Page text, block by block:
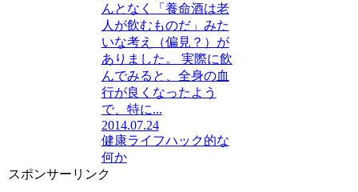
んとなく「養命酒は老
人が飲むものだ」みた
いな考え（偏見？）が
ありました。 実際に飲
んでみると、全身の血
行が良くなったよう
で、特に...
2014.07.24
健康ライフハック的な
何か
スポンサーリンク